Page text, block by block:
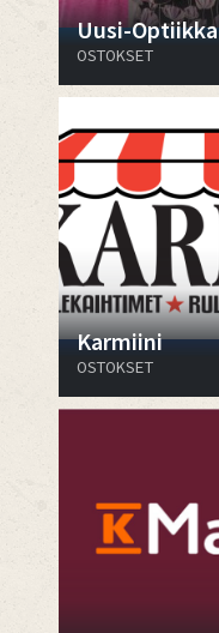
Uusi-Optiikka
OSTOKSET
Karmiini
OSTOKSET